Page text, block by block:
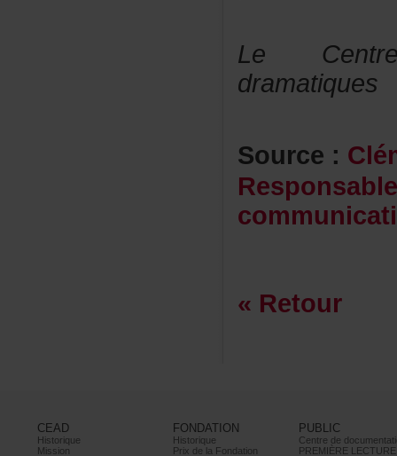
dramatiques
Source:
«Retour
CEAD
Historique
Mission
FONDATION
Historique
PrixdelaFondation
PUBLIC
PREMIÈRELECTURE